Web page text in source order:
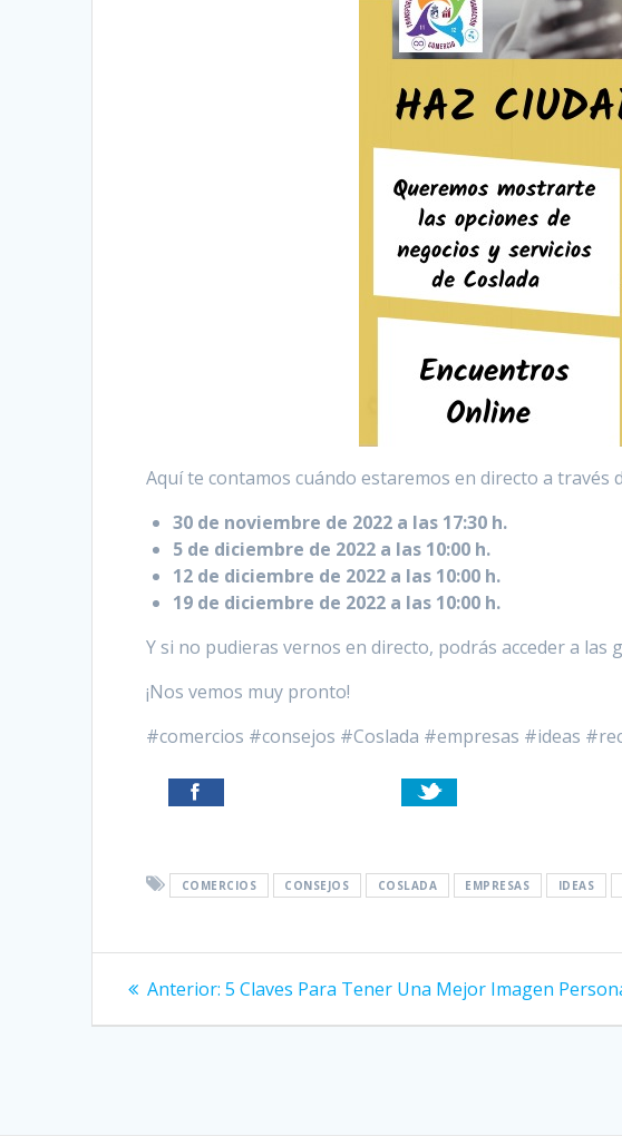
Aquí te contamos cuándo estaremos en directo a través
30 de noviembre de 2022 a las 17:30 h.
5 de diciembre de 2022 a las 10:00 h.
12 de diciembre de 2022 a las 10:00 h.
19 de diciembre de 2022 a las 10:00 h.
Y si no pudieras vernos en directo, podrás acceder a las
¡Nos vemos muy pronto!
#comercios #consejos #Coslada #empresas #ideas
COMERCIOS CONSEJOS COSLADA EMPRESAS IDEAS
Navegación
de
Anterior: Entrada
5 Claves Para Tener Una Mejor Imagen